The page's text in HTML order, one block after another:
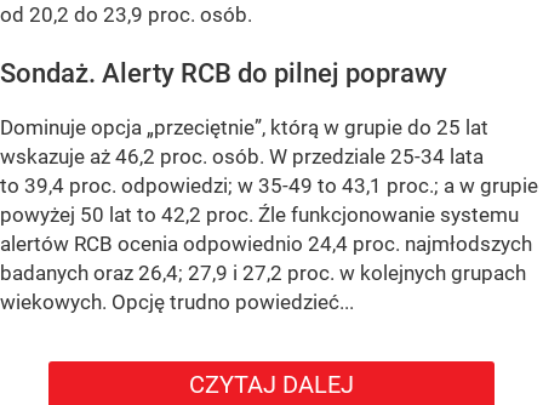
od 20,2 do 23,9 proc. osób.
Sondaż. Alerty RCB do pilnej poprawy
Dominuje opcja „przeciętnie”, którą w grupie do 25 lat
wskazuje aż 46,2 proc. osób. W przedziale 25-34 lata
to 39,4 proc. odpowiedzi; w 35-49 to 43,1 proc.; a w grupie
powyżej 50 lat to 42,2 proc. Źle funkcjonowanie systemu
alertów RCB ocenia odpowiednio 24,4 proc. najmłodszych
badanych oraz 26,4; 27,9 i 27,2 proc. w kolejnych grupach
wiekowych. Opcję trudno powiedzieć...
CZYTAJ DALEJ